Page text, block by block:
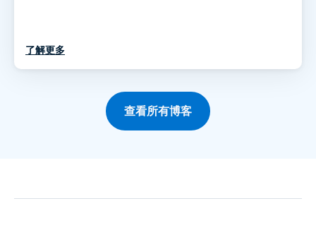
了解更多
查看所有博客